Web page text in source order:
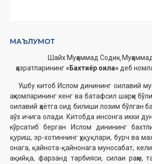
МАЪЛУМОТ
Шайх Муҳаммад Содиқ
ҳазратларининг«Бахтиёр оила»деб
Ушбу китоб Ислом динининг оилавий
аҳкомларининг кенг ва батафсил шарҳи
оилавий ҳаётга оид билиши лозим бўлган
aўз ичига олади. Китобда инсонга икки
кўрсатиб берган Ислом динининг
қуриш, эр-хотиннинг ҳуқуқлари, бурч ва
онага, қайнота-қайнонага муносабат,
ақийқа, фарзанд тарбияси, силаи раҳм,